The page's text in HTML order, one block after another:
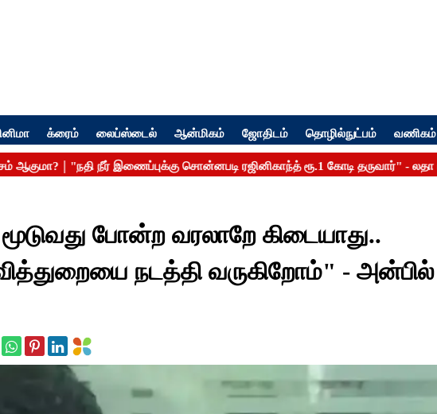
க்ரைம் லைப்ஸ்டைல் ஆன்மிகம் ஜோதிடம் தொழில்நுட்பம் வணிகம்
போன்ற வரலாறே கிடையாது..
நடத்தி வருகிறோம்" - அன்பில்